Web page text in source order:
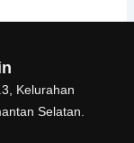
Kelurahan
Selatan.